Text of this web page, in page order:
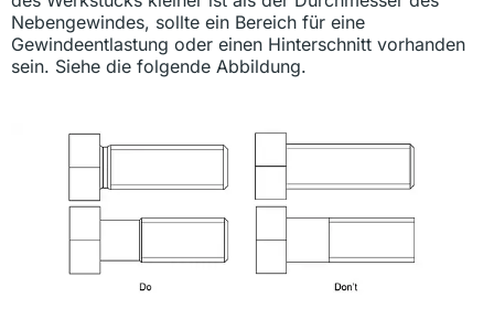
Nebengewindes, sollte ein Bereich für eine
Gewindeentlastung oder einen Hinterschnitt vorhanden
sein. Siehe die folgende Abbildung.